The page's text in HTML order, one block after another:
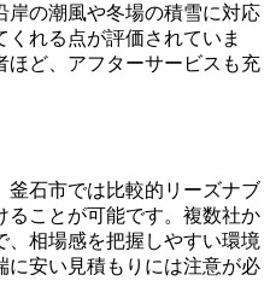
岸の潮風や冬場の積雪に対応
くれる点が評価されていま
ほど、アフターサービスも充
釜石市では比較的リーズナブ
ることが可能です。複数社か
、相場感を把握しやすい環境
に安い見積もりには注意が必